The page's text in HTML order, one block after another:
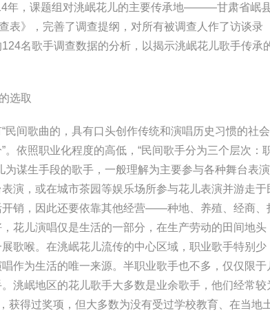
年，课题组对洮岷花儿的主要传承地———甘肃省岷
表》，完善了调查提纲，对所有被调查人作了访谈录
名歌手调查数据的分析，以揭示洮岷花儿歌手传承
选取
间歌曲的，具有口头创作传统和演唱历史习惯的社
依照职业化程度的高低，“民间歌手分为三个层次：
谋生手段的歌手，一般理解为主要参与各种舞台表
演，或在城市茶园等娱乐场所参与花儿表演并游走于
销，因此还要依靠其他经营——种地、养殖、经商、
花儿演唱仅是生活的一部分，在生产劳动的田间地头
歌喉。在洮岷花儿流传的中心区域，职业歌手特别少
作为生活的唯一来源。半职业歌手也不多，仅仅限于
洮岷地区的花儿歌手大多数是业余歌手，他们经常较
获得过奖项，但大多数为没有受过学校教育、在当地